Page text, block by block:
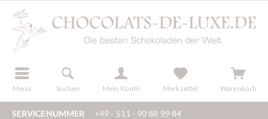
Menü Suchen Mein Konto
registrieren Merkzettel Warenkorb
SERVICENUMMER +49 - 511 - 90 88 99 84